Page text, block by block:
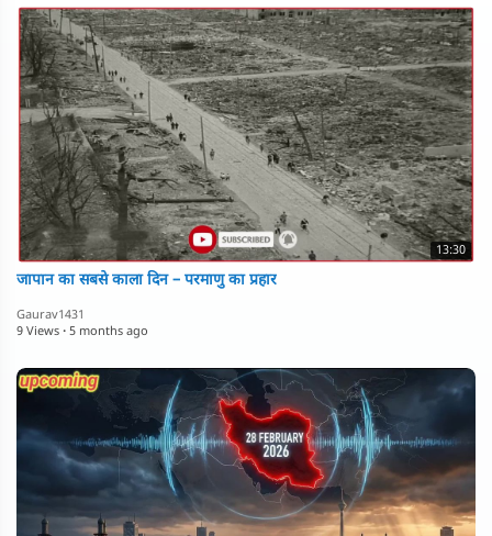
13:30
जापान का सबसे काला दिन – परमाणु का प्रहार
Gaurav1431
9 Views · 5 months ago